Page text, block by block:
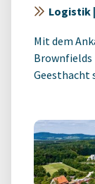
Logistik
Mit dem
Geesthacht